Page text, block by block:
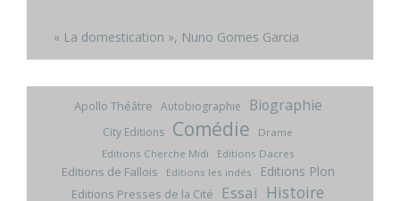
« La domestication », Nuno Gomes Garcia
Apollo Théâtre Autobiographie Biographie
City Editions Comédie
Drame
Editions Cherche Midi
Editions Dacres
Editions de Fallois Editions les indés Editions Plon
Editions Presses de la Cité Essai Histoire